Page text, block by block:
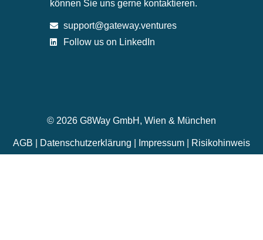
können Sie uns gerne kontaktieren.
support@gateway.ventures
Follow us on LinkedIn
© 2026 G8Way GmbH, Wien & München
AGB Datenschutzerklärung Impressum Risikohinweis